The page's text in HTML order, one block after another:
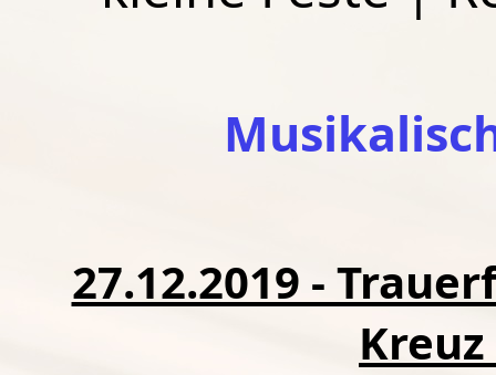
27.12.2019 -